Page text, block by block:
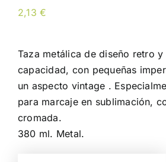
2,13€
Taza metálica de diseño retro
capacidad, con pequeñas
un aspecto vintage .
para marcaje en sublimación,
cromada.
380 ml. Metal.